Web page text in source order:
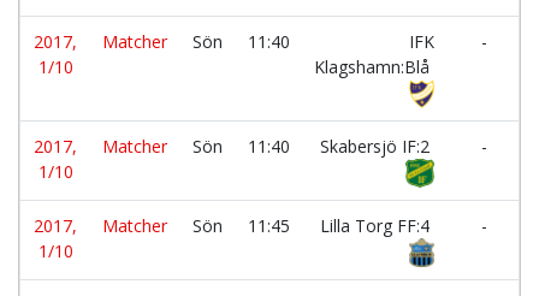
2017,
1/10
Matcher Sön 11:40
IFK
Klagshamn:Blå
-
2017,
1/10
Matcher Sön 11:40 Skabersjö IF:2
-
2017,
1/10
Matcher Sön 11:45 Lilla Torg FF:4
-